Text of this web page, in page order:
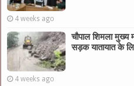
4 weeks ago
चौपाल शिमला मुख्य
सड़क यातायात के
4 weeks ago